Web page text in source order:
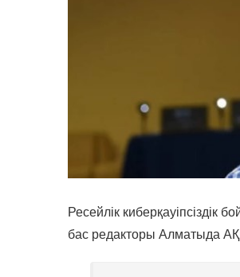
Ресейлік
бас редакторы Алматыда